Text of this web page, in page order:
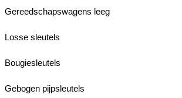
Gereedschapswagens leeg
Losse sleutels
Bougiesleutels
Gebogen pijpsleutels